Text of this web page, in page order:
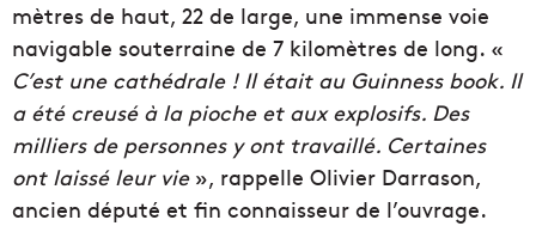
mètres de haut, 22 de large, une immense voie
navigable souterraine de 7 kilomètres de long. «
C’est une cathédrale ! Il était au Guinness book. Il
a été creusé à la pioche et aux explosifs. Des
milliers de personnes y ont travaillé. Certaines
ont laissé leur vie», rappelle Olivier Darrason,
ancien député et fin connaisseur de l’ouvrage.